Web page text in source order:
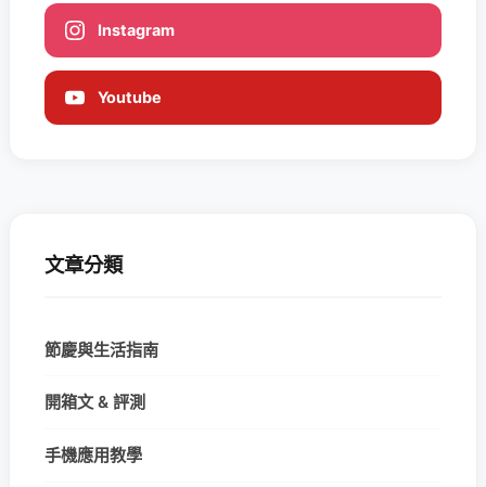
Instagram
Youtube
文章分類
節慶與生活指南
開箱文 & 評測
手機應用教學